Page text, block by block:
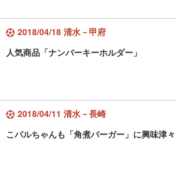
2018/04/18 清水－甲府
人気商品「ナンバーキーホルダー」
2018/04/11 清水－長崎
こパルちゃんも「角煮バーガー」に興味津々